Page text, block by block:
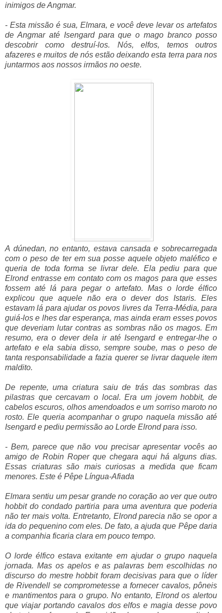
inimigos de Angmar.
- Esta missão é sua, Elmara, e você deve levar os artefatos
de Angmar até Isengard para que o mago branco posso
descobrir como destruí-los. Nós, elfos, temos outros
afazeres e muitos de nós estão deixando esta terra para nos
juntarmos aos nossos irmãos no oeste.
A dúnedan, no entanto, estava cansada e sobrecarregada
com o peso de ter em sua posse aquele objeto maléfico e
queria de toda forma se livrar dele. Ela pediu para que
Elrond entrasse em contato com os magos para que esses
fossem até lá para pegar o artefato. Mas o lorde élfico
explicou que aquele não era o dever dos Istaris. Eles
estavam lá para ajudar os povos livres da Terra-Média, para
guiá-los e lhes dar esperança, mas ainda eram esses povos
que deveriam lutar contras as sombras não os magos. Em
resumo, era o dever dela ir até Isengard e entregar-lhe o
artefato e ela sabia disso, sempre soube, mas o peso de
tanta responsabilidade a fazia querer se livrar daquele item
maldito.
De repente, uma criatura saiu de trás das sombras das
pilastras que cercavam o local. Era um jovem hobbit, de
cabelos escuros, olhos amendoados e um sorriso maroto no
rosto. Ele queria acompanhar o grupo naquela missão até
Isengard e pediu permissão ao Lorde Elrond para isso.
- Bem, parece que não vou precisar apresentar vocês ao
amigo de Robin Roper que chegara aqui há alguns dias.
Essas criaturas são mais curiosas a medida que ficam
menores. Este é Pêpe Língua-Afiada
Elmara sentiu um pesar grande no coração ao ver que outro
hobbit do condado partiria para uma aventura que poderia
não ter mais volta. Entretanto, Elrond parecia não se opor a
ida do pequenino com eles. De fato, a ajuda que Pêpe daria
a companhia ficaria clara em pouco tempo.
O lorde élfico estava exitante em ajudar o grupo naquela
jornada. Mas os apelos e as palavras bem escolhidas no
discurso do mestre hobbit foram decisivas para que o líder
de Rivendell se comprometesse a fornecer cavalos, pôneis
e mantimentos para o grupo. No entanto, Elrond os alertou
que viajar portando cavalos dos elfos e magia desse povo